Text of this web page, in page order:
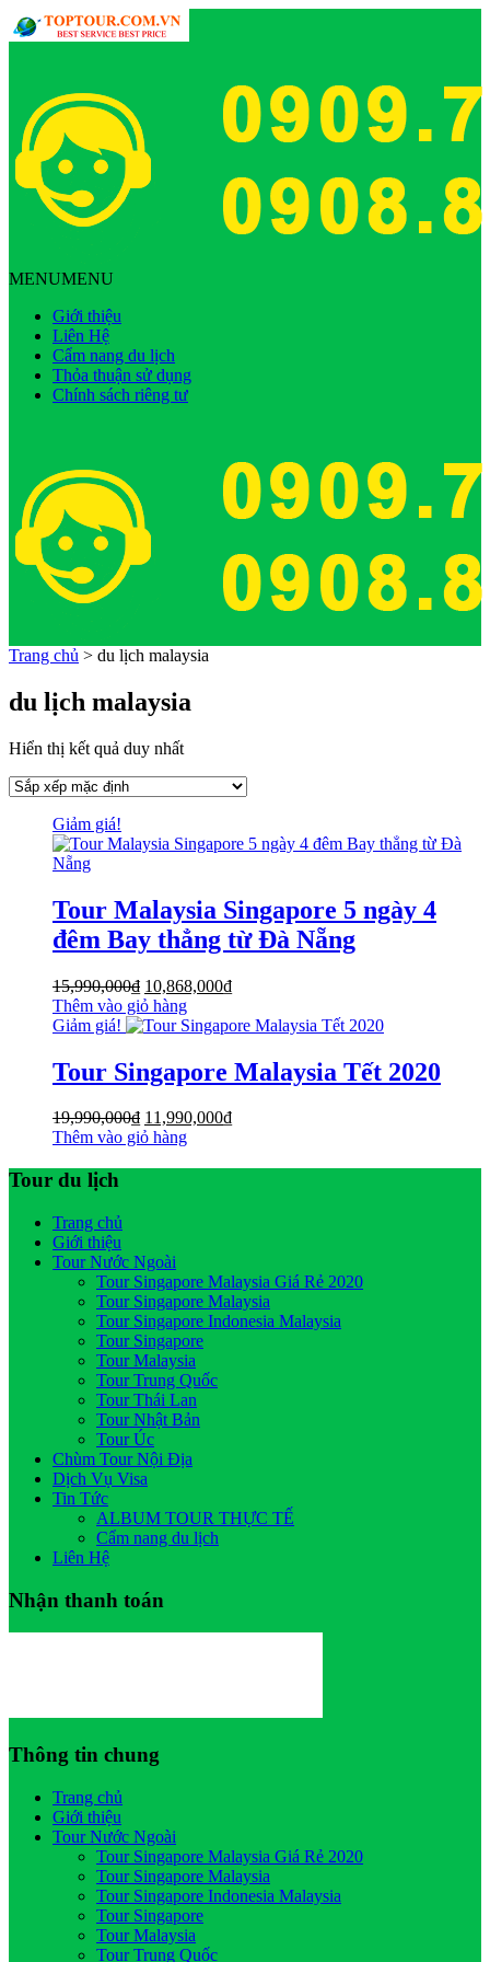
MENUMENU
Giới thiệu
Liên Hệ
Cẩm nang du lịch
Thỏa thuận sử dụng
Chính sách riêng tư
Trang chủ > du lịch malaysia
du lịch malaysia
Hiển thị kết quả duy nhất
Giảm giá!
Tour Malaysia Singapore 5 ngày 4
đêm Bay thẳng từ Đà Nẵng
15,990,000₫ Giá
gốc
là:
10,868,000₫Giá
tại
10,868,000₫.
Thêm vào giỏ hàng
Giảm giá!
Tour Singapore Malaysia Tết 2020
19,990,000₫ Giá
gốc
11,990,000₫Giá
Thêm vào giỏ hàng
Tour du lịch
Trang chủ
Giới thiệu
Tour Nước Ngoài
Tour Singapore Malaysia Giá Rẻ 2020
Tour Singapore Malaysia
Tour Singapore Indonesia Malaysia
Tour Singapore
Tour Malaysia
Tour Trung Quốc
Tour Thái Lan
Tour Nhật Bản
Tour Úc
Chùm Tour Nội Địa
Dịch Vụ Visa
Tin Tức
ALBUM TOUR THỰC TẾ
Cẩm nang du lịch
Liên Hệ
Nhận thanh toán
Thông tin chung
Trang chủ
Giới thiệu
Tour Nước Ngoài
Tour Singapore Malaysia Giá Rẻ 2020
Tour Singapore Malaysia
Tour Singapore Indonesia Malaysia
Tour Singapore
Tour Malaysia
Tour Trung Quốc